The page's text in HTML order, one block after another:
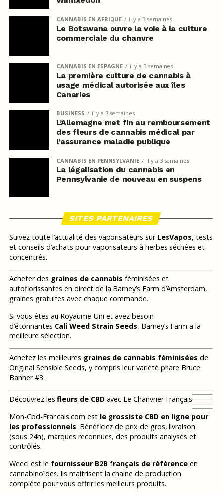
CANNABIS EN AFRIQUE il y a 3 semaines
Le Botswana ouvre la voie à la culture
commerciale du chanvre
CANNABIS EN ESPAGNE il y a 3 semaines
La première culture de cannabis à
usage médical autorisée aux îles
Canaries
BUSINESS il y a 3 semaines
L’Allemagne met fin au remboursement
des fleurs de cannabis médical par
l’assurance maladie publique
CANNABIS EN PENNSYLVANIE il y a 3 semaines
La légalisation du cannabis en
Pennsylvanie de nouveau en suspens
SITES PARTENAIRES
Suivez toute l’actualité des vaporisateurs sur LesVapos, tests
et conseils d’achats pour vaporisateurs à herbes séchées et
concentrés.
Acheter des graines de cannabis féminisées et
autoflorissantes en direct de la Barney’s Farm d’Amsterdam,
graines gratuites avec chaque commande.
Si vous êtes au Royaume-Uni et avez besoin
d’étonnantes Cali Weed Strain Seeds, Barney’s Farm a la
meilleure sélection.
Achetez les meilleures graines de cannabis féminisées de
Original Sensible Seeds, y compris leur variété phare Bruce
Banner #3.
Découvrez les fleurs de CBDavec Le Chanvrier Français
Mon-Cbd-Francais.com est le grossiste CBD en ligne pour
les professionnels. Bénéficiez de prix de gros, livraison
(sous 24h), marques reconnues, des produits analysés et
contrôlés.
Weecl est le fournisseur B2B français de référenceen
cannabinoïdes. Ils maitrisent la chaine de production
complète pour vous offrir les meilleurs produits.